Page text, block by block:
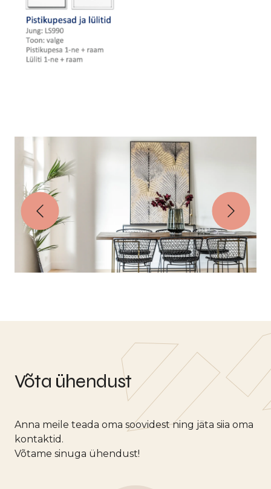
Võta ühendust
Anna meile teada oma soovidest ning jäta siia oma
kontaktid.
Võtame sinuga ühendust!